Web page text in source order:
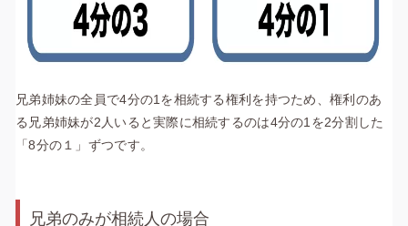
兄弟姉妹の全員で4分の1を相続する権利を持つため、権利のあ
る兄弟姉妹が2人いると実際に相続するのは4分の1を2分割した
「8分の１」ずつです。
兄弟のみが相続人の場合